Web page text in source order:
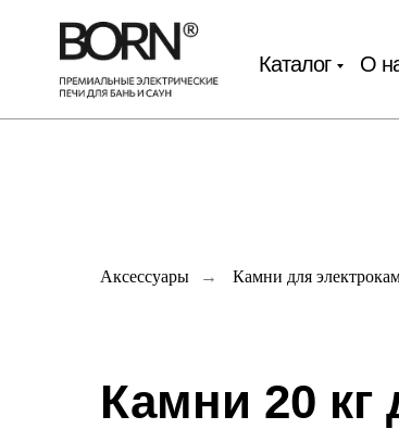
Каталог О
Аксессуары → Камни для
Камни 20 кг